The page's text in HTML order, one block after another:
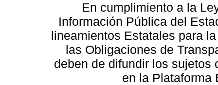
En cumplimiento a la
Información Pública del
lineamientos Estatales para
las Obligaciones de
deben de difundir los sujetos
en la Plataforma